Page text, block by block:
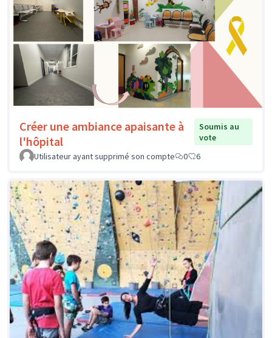
Créer une ambiance apaisante à
l'hôpital
Soumis au
vote
Utilisateur ayant supprimé son compte
0 6